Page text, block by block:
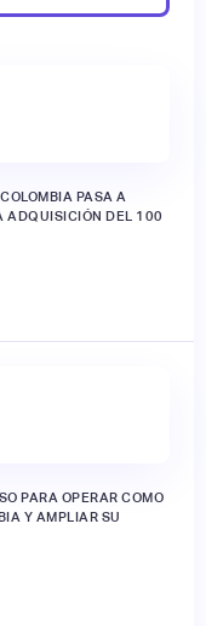
PASA A
ADQUISICIÓN DEL 100
PARA OPERAR COMO
Y AMPLIAR SU